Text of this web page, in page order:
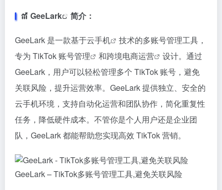
GeeLark 简介：
GeeLark 是一款基于云手机
技术的多账号管理工具，
专为 TikTok 账号管理 和跨境电商运营
设计。通过
GeeLark，用户可以轻松管理多个 TikTok 账号，避免
关联风险，提升运营效率。GeeLark 提供独立、安全的
云手机环境，支持自动化运营和团队协作，简化重复性
任务，降低硬件成本。不管你是个人用户还是企业团
队，GeeLark 都能帮助您实现高效 TikTok 营销。
GeeLark – TikTok多账号管理工具,避免关联风险